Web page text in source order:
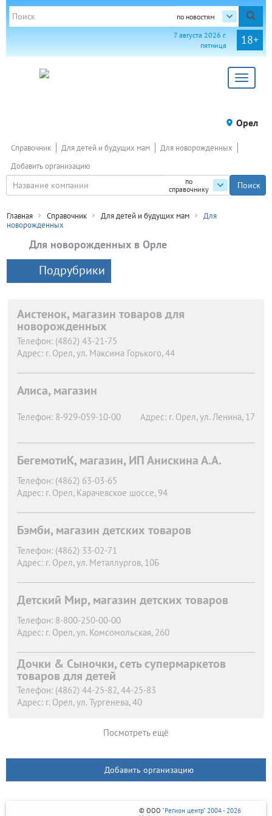
по новостям
18+
7 августа 2026 г.
пятница
Toggle
Орел
по
справочнику
Справочник Для детей и будущих мам
Для новорожденных
Добавить организацию
Главная Справочник Для детей и будущих мам
Для
новорожденных
Для новорожденных в Орле
Подрубрики
Аистенок, магазин товаров для
новорожденных
Телефон: (4862) 43-21-75
Адрес: г. Орел, ул. Максима Горького, 44
Алиса, магазин
Телефон: 8-929-059-10-00 Адрес: г. Орел, ул. Ленина, 17
БегемотиК, магазин, ИП Анискина А.А.
Телефон: (4862) 63-03-65
Адрес: г. Орел, Карачевское шоссе, 94
Бэмби, магазин детских товаров
Телефон: (4862) 33-02-71
Адрес: г. Орел, ул. Металлургов, 10Б
Детский Мир, магазин детских товаров
Телефон: 8-800-250-00-00
Адрес: г. Орел, ул. Комсомольская, 260
Дочки & Сыночки, сеть супермаркетов
товаров для детей
Телефон: (4862) 44-25-82, 44-25-83
Адрес: г. Орел, ул. Тургенева, 40
Посмотреть ещё
Добавить организацию
© ООО "Регион центр" 2004 - 2026